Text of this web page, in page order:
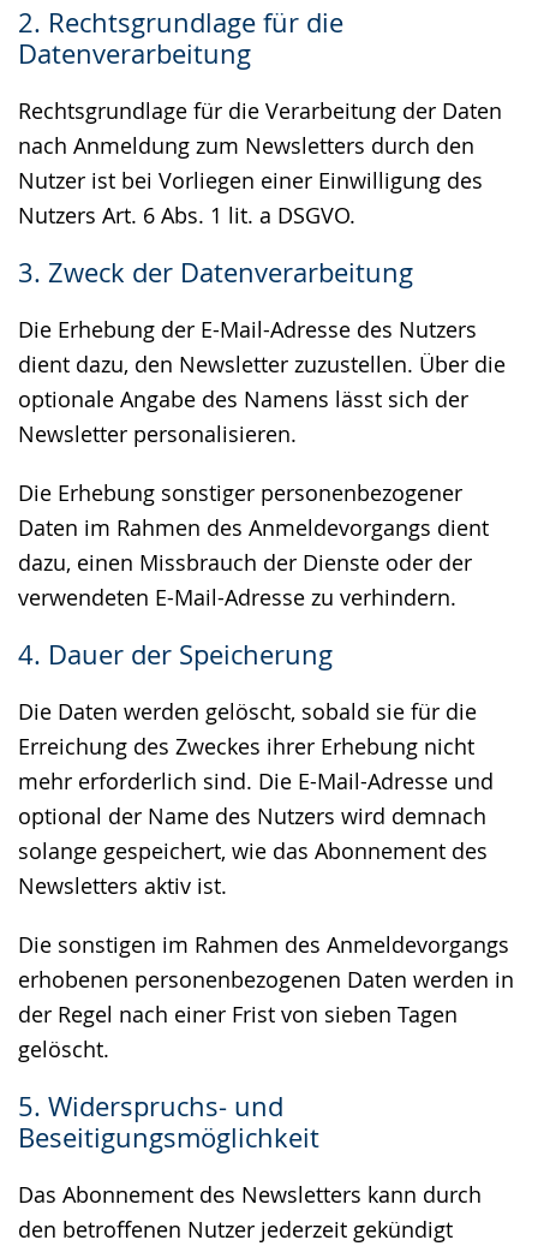
2. Rechtsgrundlage für die
Datenverarbeitung
Rechtsgrundlage für die Verarbeitung der Daten
nach Anmeldung zum Newsletters durch den
Nutzer ist bei Vorliegen einer Einwilligung des
Nutzers Art. 6 Abs. 1 lit. a DSGVO.
3. Zweck der Datenverarbeitung
Die Erhebung der E-Mail-Adresse des Nutzers
dient dazu, den Newsletter zuzustellen. Über die
optionale Angabe des Namens lässt sich der
Newsletter personalisieren.
Die Erhebung sonstiger personenbezogener
Daten im Rahmen des Anmeldevorgangs dient
dazu, einen Missbrauch der Dienste oder der
verwendeten E-Mail-Adresse zu verhindern.
4. Dauer der Speicherung
Die Daten werden gelöscht, sobald sie für die
Erreichung des Zweckes ihrer Erhebung nicht
mehr erforderlich sind. Die E-Mail-Adresse und
optional der Name des Nutzers wird demnach
solange gespeichert, wie das Abonnement des
Newsletters aktiv ist.
Die sonstigen im Rahmen des Anmeldevorgangs
erhobenen personenbezogenen Daten werden in
der Regel nach einer Frist von sieben Tagen
gelöscht.
5. Widerspruchs- und
Beseitigungsmöglichkeit
Das Abonnement des Newsletters kann durch
den betroffenen Nutzer jederzeit gekündigt